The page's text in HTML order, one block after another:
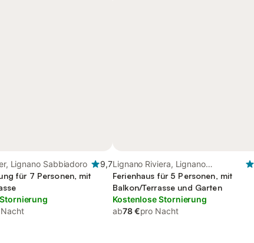
Lignano Sabbiadoro
9,7
für 7 Personen, mit
Lignano Riviera, Lignano
Sabbiadoro
Ferienhaus für 5 Personen, mit
Balkon/Terrasse und Garten
Kostenlose Stornierung
ab78 €pro Nacht